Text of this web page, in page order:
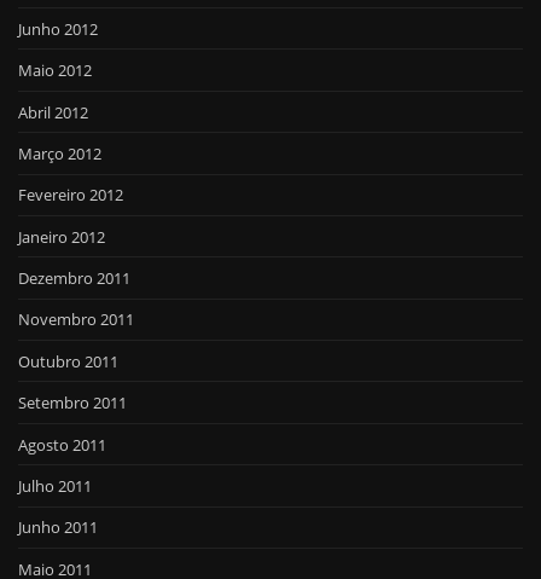
Junho 2012
Maio 2012
Abril 2012
Março 2012
Fevereiro 2012
Janeiro 2012
Dezembro 2011
Novembro 2011
Outubro 2011
Setembro 2011
Agosto 2011
Julho 2011
Junho 2011
Maio 2011